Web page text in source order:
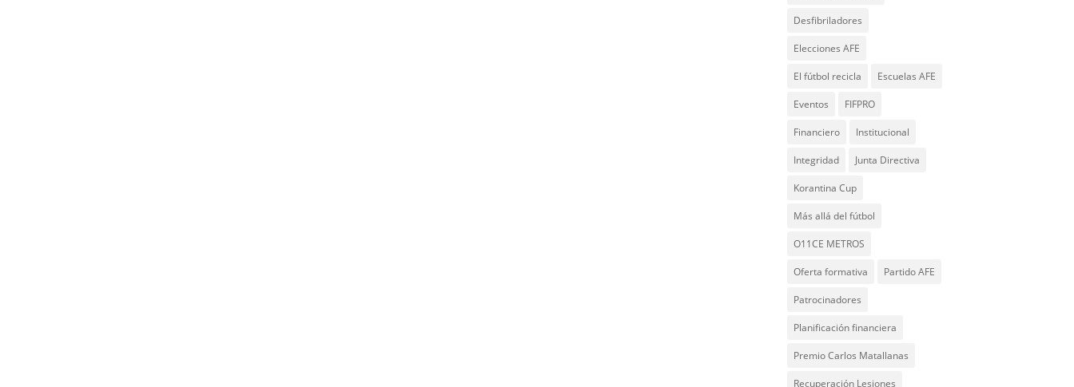
Desfibriladores
Elecciones AFE
El fútbol recicla Escuelas AFE
Eventos FIFPRO
Financiero Institucional
Integridad Junta Directiva
Korantina Cup
Más allá del fútbol
O11CE METROS
Oferta formativa Partido AFE
Patrocinadores
Planificación financiera
Premio Carlos Matallanas
Recuperación Lesiones